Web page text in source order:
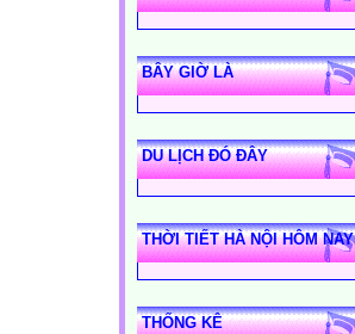
BÂY GIỜ LÀ
DU LỊCH ĐÓ ĐÂY
THỜI TIẾT HÀ NỘI HÔM NAY
THỐNG KÊ